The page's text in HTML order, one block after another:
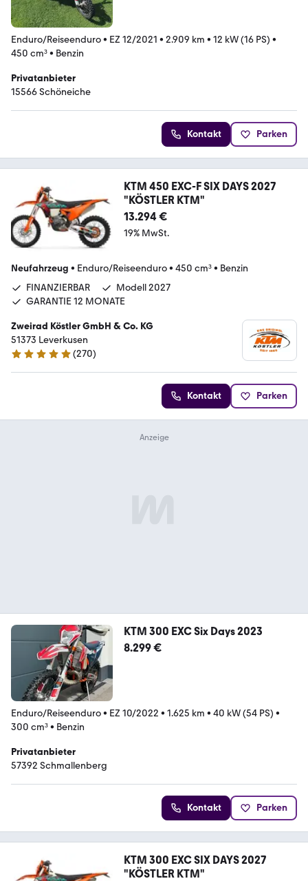
Enduro/Reiseenduro• EZ 12/2021 • 2.909 km • 12 kW (16 PS) •
450 cm³• Benzin
Privatanbieter
15566 Schöneiche
Kontakt Parken
KTM 450 EXC-F SIX DAYS 2027
"KÖSTLER KTM"
13.294 €
19% MwSt.
Neufahrzeug • Enduro/Reiseenduro• 450 cm³• Benzin
FINANZIERBAR
Modell 2027
GARANTIE 12 MONATE
Zweirad Köstler GmbH & Co. KG
51373 Leverkusen
4.8 Sterne
(270)
Kontakt Parken
KTM 300 EXC Six Days 2023
8.299 €
Enduro/Reiseenduro• EZ 10/2022 • 1.625 km • 40 kW (54 PS) •
300 cm³• Benzin
Privatanbieter
57392 Schmallenberg
Kontakt Parken
KTM 300 EXC SIX DAYS 2027
"KÖSTLER KTM"